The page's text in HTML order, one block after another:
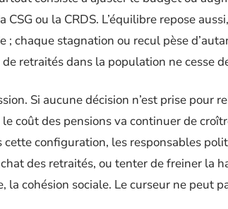
ou la CRDS. L’équilibre repose
; chaque stagnation ou recul pèse
retraités dans la population ne cesse
Si aucune décision n’est prise pour
coût des pensions va continuer de
cette configuration, les responsables
des retraités, ou tenter de freiner la
la cohésion sociale. Le curseur ne peut